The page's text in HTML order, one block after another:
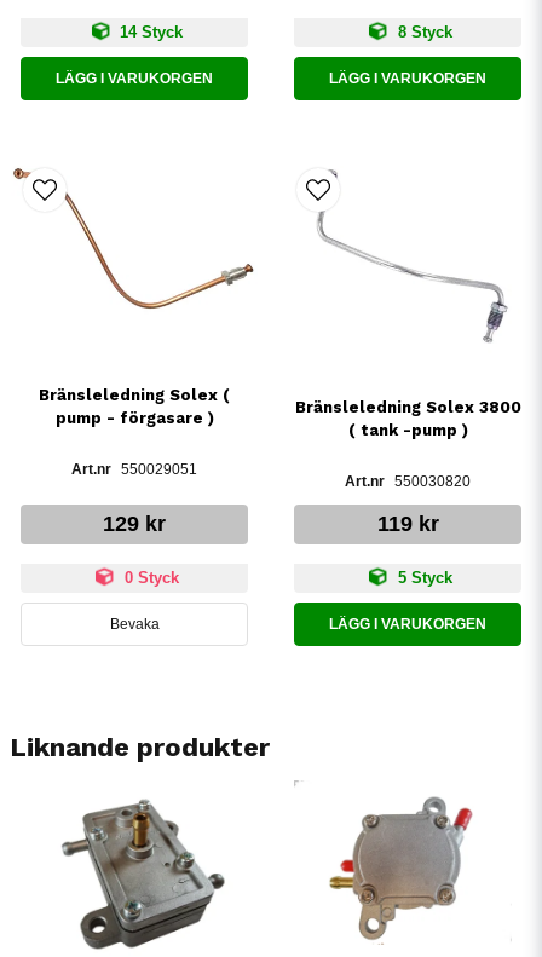
14 Styck
LÄGG I VARUKORGEN
8 Styck
LÄGG I VARUKORGEN
Bränsleledning Solex (
pump - förgasare )
550029051
129 kr
0 Styck
Bevaka
Bränsleledning Solex 3800
( tank -pump )
550030820
119 kr
5 Styck
LÄGG I VARUKORGEN
Liknande produkter